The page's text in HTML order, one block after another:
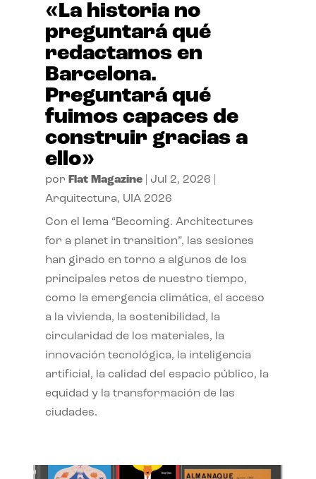
«La historia no
preguntará qué
redactamos en
Barcelona.
Preguntará qué
fuimos capaces de
construir gracias a
ello»
por Flat Magazine| Jul 2, 2026
Arquitectura, UIA 2026
Con el lema “Becoming. Architectures
for a planet in transition”, las sesiones
han girado en torno a algunos de los
principales retos de nuestro tiempo,
como la emergencia climática, el acceso
a la vivienda, la sostenibilidad, la
circularidad de los materiales, la
innovación tecnológica, la inteligencia
artificial, la calidad del espacio público, la
equidad y la transformación de las
ciudades.